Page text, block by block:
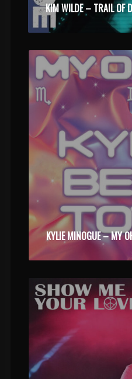
KIM WILDE – TRAIL OF
KYLIE MINOGUE – MY